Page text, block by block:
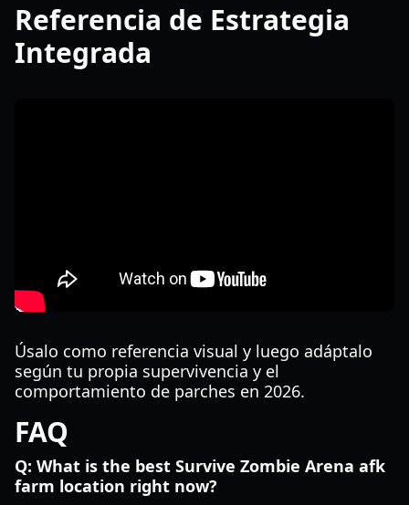
Referencia de Estrategia
Integrada
Úsalo como referencia visual y luego adáptalo
según tu propia supervivencia y el
comportamiento de parches en 2026.
FAQ
Q: What is the best Survive Zombie Arena afk
farm location right now?